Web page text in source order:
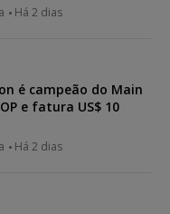
Há 2 dias
é campeão do Main
e fatura US$ 10
Há 2 dias